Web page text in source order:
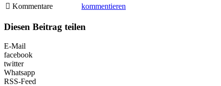
Kommentare
kommentieren
Diesen Beitrag teilen
E-Mail
facebook
twitter
Whatsapp
RSS-Feed